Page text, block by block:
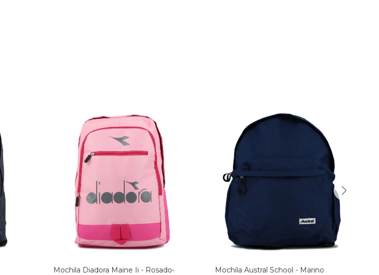
Mochila Diadora Maine Ii - Rosado-
Mochila Austral School - Marino